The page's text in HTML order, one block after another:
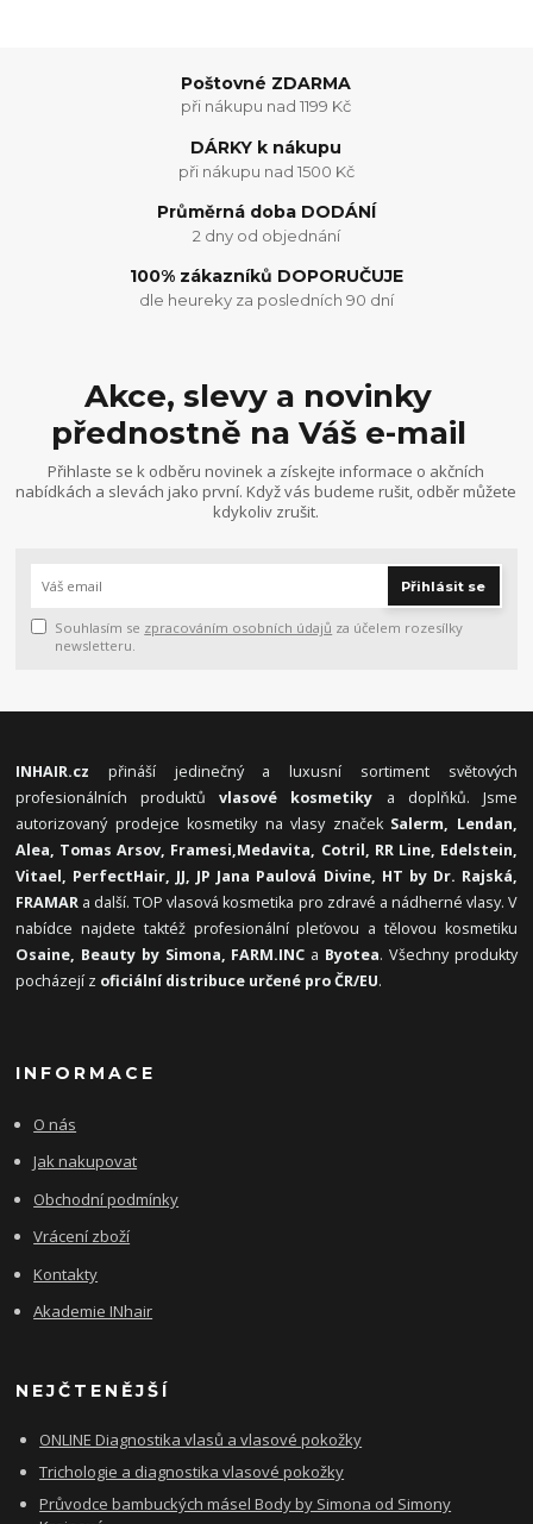
Poštovné ZDARMA
při nákupu nad 1199 Kč
DÁRKY k nákupu
při nákupu nad 1500 Kč
Průměrná doba DODÁNÍ
2 dny od objednání
100% zákazníků DOPORUČUJE
dle heureky za posledních 90 dní
Akce, slevy a novinky
přednostně na Váš e-mail
Přihlaste se k odběru novinek a získejte informace o akčních
nabídkách a slevách jako první. Když vás budeme rušit, odběr můžete
kdykoliv zrušit.
Přihlásit se
Souhlasím se zpracováním osobních údajů za účelem rozesílky
newsletteru.
INHAIR.cz přináší jedinečný a luxusní sortiment světových
profesionálních produktůvlasové kosmetiky a doplňků. Jsme
autorizovaný prodejce kosmetiky na vlasy značek Salerm, Lendan,
Alea, Tomas Arsov, Framesi,Medavita, Cotril, RR Line, Edelstein,
Vitael, PerfectHair, JJ, JP Jana Paulová Divine, HT by Dr. Rajská,
FRAMAR a další. TOP vlasová kosmetika pro zdravé a nádherné vlasy. V
nabídce najdete taktéž profesionální pleťovou a tělovou kosmetiku
Osaine, Beauty by Simona, FARM.INC a Byotea. Všechny produkty
pocházejí z oficiální distribuce určené pro ČR/EU.
INFORMACE
O nás
Jak nakupovat
Obchodní podmínky
Vrácení zboží
Kontakty
Akademie INhair
NEJČTENĚJŠÍ
ONLINE Diagnostika vlasů a vlasové pokožky
Trichologie a diagnostika vlasové pokožky
Průvodce bambuckých másel Body by Simona od Simony